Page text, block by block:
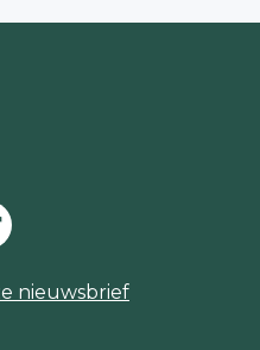
nieuwsbrief